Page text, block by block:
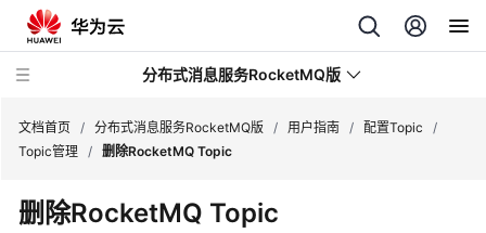
分布式消息服务RocketMQ版
最
新
文档首页 / 分布式消息服务RocketMQ版 / 用户指南 / 配置Topic
/
Topic管理 / 删除RocketMQ Topic
删除RocketMQ Topic